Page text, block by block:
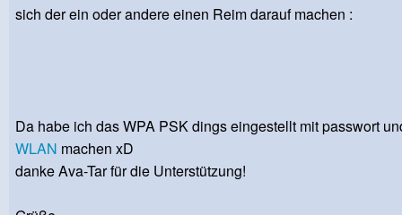
sich der ein oder andere einen Reim darauf machen :
Da habe ich das WPA PSK dings eingestellt mit passwort
WLAN machen xD
danke Ava-Tar für die Unterstützung!